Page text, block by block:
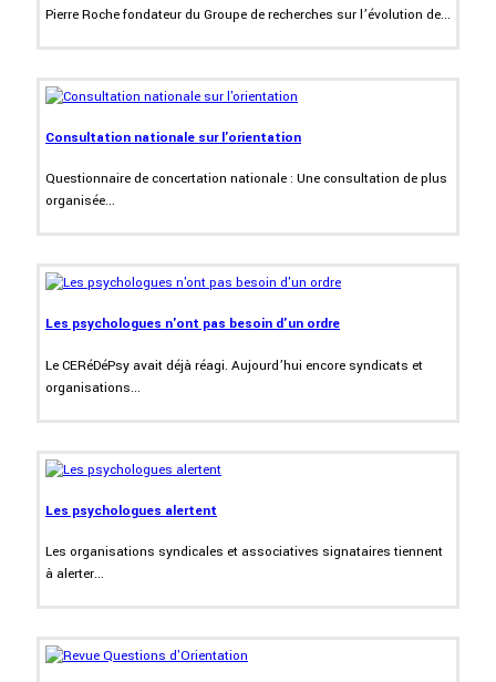
Pierre Roche fondateur du Groupe de recherches sur l’évolution de...
Consultation nationale sur l'orientation
Questionnaire de concertation nationale : Une consultation de plus
organisée...
Les psychologues n'ont pas besoin d'un ordre
Le CERéDéPsy avait déjà réagi. Aujourd’hui encore syndicats et
organisations...
Les psychologues alertent
Les organisations syndicales et associatives signataires tiennent
à alerter...